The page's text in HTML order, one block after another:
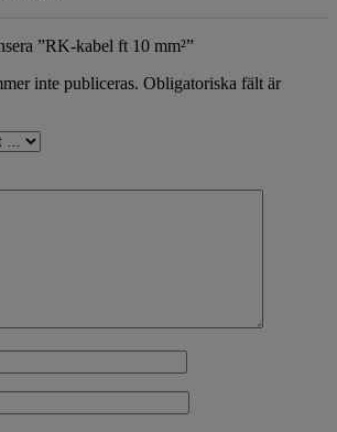
”RK-kabel ft 10 mm²”
inte publiceras. Obligatoriska fält är